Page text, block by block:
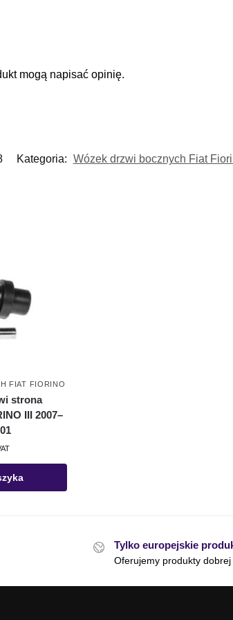
mogą napisać opinię.
Kategoria: Wózek drzwi bocznych Fiat
FIAT FIORINO
strona
III 2007–
Tylko europejskie
Oferujemy produkty dobrej